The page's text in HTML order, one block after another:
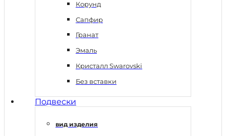
Корунд
Сапфир
Гранат
Эмаль
Кристалл Swarovski
Без вставки
Подвески
вид изделия